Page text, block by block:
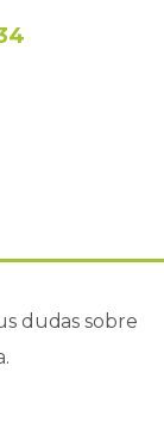
dudas sobre